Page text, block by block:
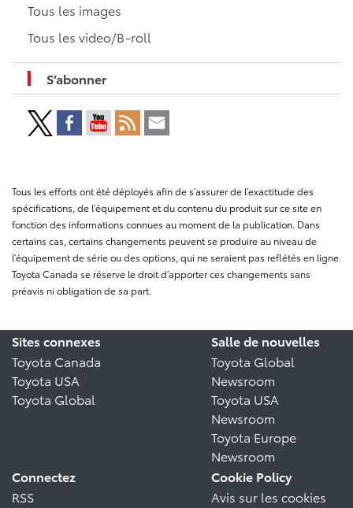
Tous les images
Tous les video/B-roll
S’abonner
Tous les efforts ont été déployés afin de s’assurer de l’exactitude des
spécifications, de l’équipement et du contenu du produit sur ce site en
fonction des informations connues au moment de la publication. Dans
certains cas, certains changements peuvent se produire au niveau de
l’équipement de série ou des options, qui ne seraient pas reflétés en ligne.
Toyota Canada se réserve le droit d’apporter ces changements sans
préavis ni obligation de sa part.
Sites connexes
Toyota Canada
Toyota USA
Toyota Global
Salle de nouvelles
Toyota Global
Newsroom
Toyota USA
Newsroom
Toyota Europe
Newsroom
Connectez
RSS
Cookie Policy
Avis sur les cookies